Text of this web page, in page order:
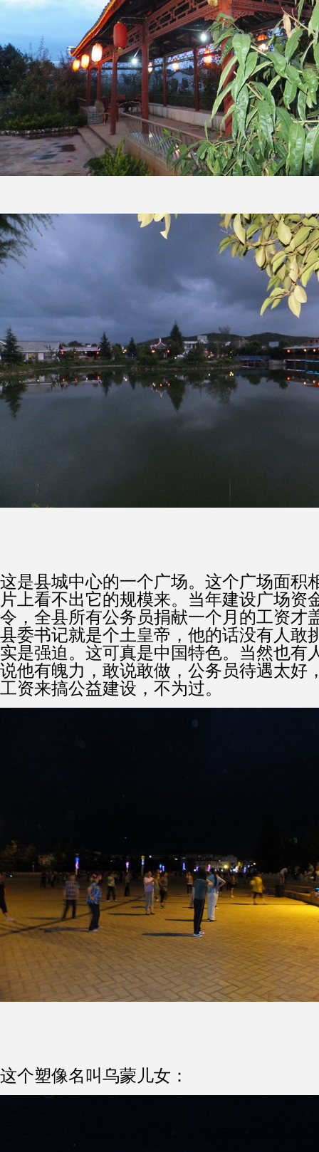
这是县城中心的一个广场。这个广场面积
片上看不出它的规模来。当年建设广场资
令，全县所有公务员捐献一个月的工资才
县委书记就是个土皇帝，他的话没有人敢
实是强迫。这可真是中国特色。当然也有
说他有魄力，敢说敢做，公务员待遇太好
工资来搞公益建设，不为过。
这个塑像名叫乌蒙儿女：